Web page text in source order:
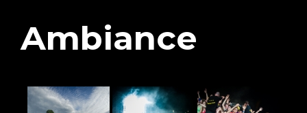
Ambiance